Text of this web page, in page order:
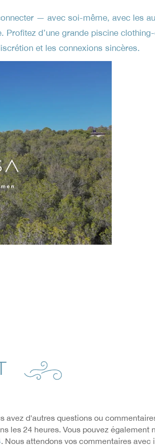
— avec soi-même, avec les
d’une grande piscine
et les connexions sincères.
avez d'autres questions ou
les 24 heures. Vous pouvez également
. Nous attendons vos commentaires avec